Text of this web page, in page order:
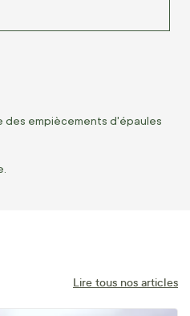
des empiècements d'épaules
Lire tous nos articles